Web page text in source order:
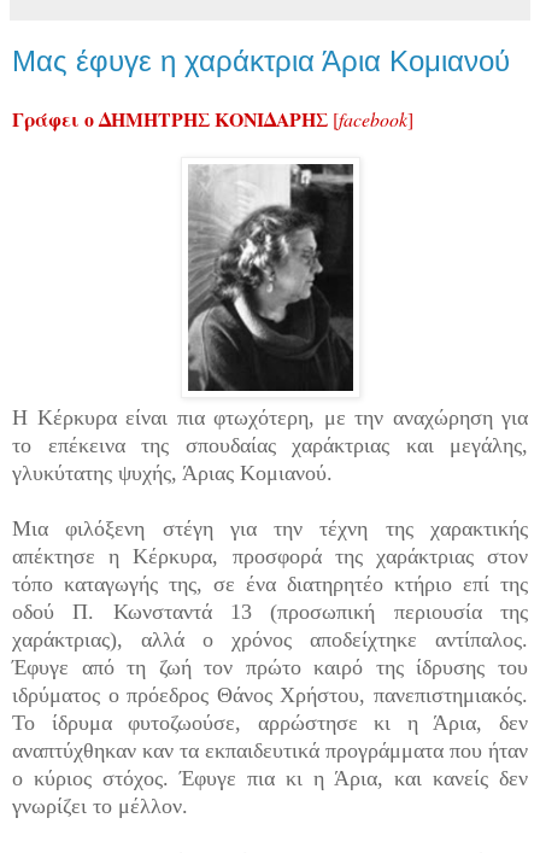
Μας έφυγε η χαράκτρια Άρια Κομιανού
Γράφει ο ΔΗΜΗΤΡΗΣ ΚΟΝΙΔΑΡΗΣ [facebook]
Η Κέρκυρα είναι πια φτωχότερη, με την αναχώρηση για
το επέκεινα της σπουδαίας χαράκτριας και μεγάλης,
γλυκύτατης ψυχής, Άριας Κομιανού.
Μια φιλόξενη στέγη για την τέχνη της χαρακτικής
απέκτησε η Κέρκυρα, προσφορά της χαράκτριας στον
τόπο καταγωγής της, σε ένα διατηρητέο κτήριο επί της
οδού Π. Κωνσταντά 13 (προσωπική περιουσία της
χαράκτριας), αλλά ο χρόνος αποδείχτηκε αντίπαλος.
Έφυγε από τη ζωή τον πρώτο καιρό της ίδρυσης του
ιδρύματος ο πρόεδρος Θάνος Χρήστου, πανεπιστημιακός.
Το ίδρυμα φυτοζωούσε, αρρώστησε κι η Άρια, δεν
αναπτύχθηκαν καν τα εκπαιδευτικά προγράμματα που ήταν
ο κύριος στόχος. Έφυγε πια κι η Άρια, και κανείς δεν
γνωρίζει το μέλλον.